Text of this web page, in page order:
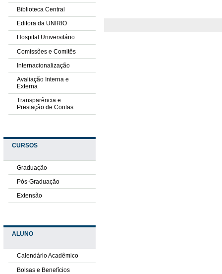
Biblioteca Central
Editora da UNIRIO
Hospital Universitário
Comissões e Comitês
Internacionalização
Avaliação Interna e
Externa
Transparência e
Prestação de Contas
CURSOS
Graduação
Pós-Graduação
Extensão
ALUNO
Calendário Acadêmico
Bolsas e Benefícios